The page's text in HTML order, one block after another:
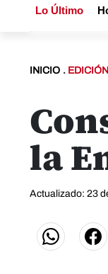
Lo Último
INICIO .
la
Actualizado: 23